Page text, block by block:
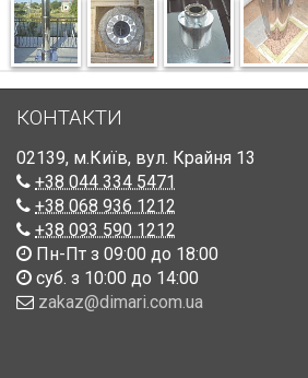
КОНТАКТИ
02139, м.Київ, вул. Крайня 13
+38 044 334 5471
+38 068 936 1212
+38 093 590 1212
Пн-Пт з 09:00 до 18:00
суб. з 10:00 до 14:00
zakaz@dimari.com.ua